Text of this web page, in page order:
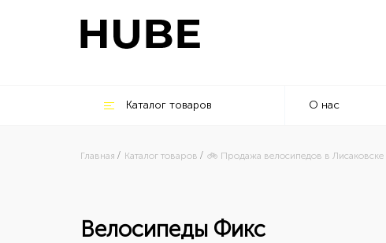
Каталог товаров О нас
Главная Каталог товаров 🚲 Продажа велосипедов в Лисаковске
Велосипеды Фикс